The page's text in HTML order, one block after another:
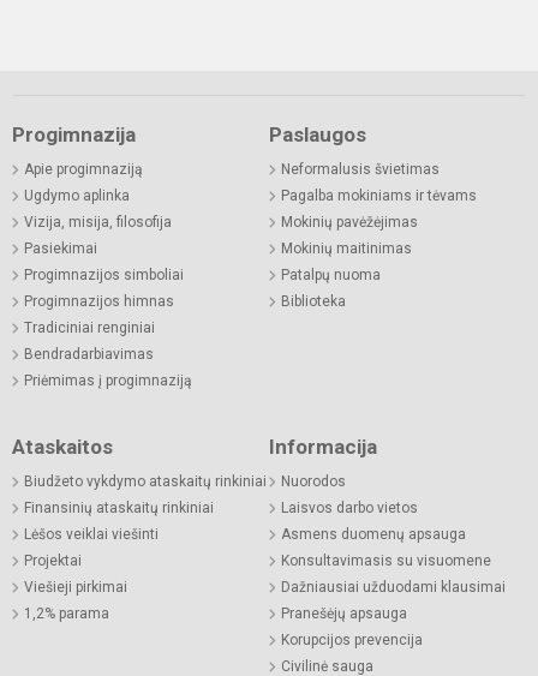
Progimnazija
Apie progimnaziją
Ugdymo aplinka
Vizija, misija, filosofija
Pasiekimai
Progimnazijos simboliai
Progimnazijos himnas
Tradiciniai renginiai
Bendradarbiavimas
Priėmimas į progimnaziją
Paslaugos
Neformalusis švietimas
Pagalba mokiniams ir tėvams
Mokinių pavėžėjimas
Mokinių maitinimas
Patalpų nuoma
Biblioteka
Ataskaitos
Biudžeto vykdymo ataskaitų rinkiniai
Finansinių ataskaitų rinkiniai
Lėšos veiklai viešinti
Projektai
Viešieji pirkimai
1,2% parama
Informacija
Nuorodos
Laisvos darbo vietos
Asmens duomenų apsauga
Konsultavimasis su visuomene
Dažniausiai užduodami klausimai
Pranešėjų apsauga
Korupcijos prevencija
Civilinė sauga